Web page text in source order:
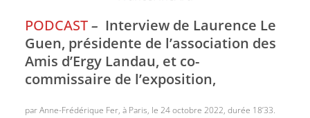
PODCAST– Interview de Laurence Le
Guen, présidente de l’association des
Amis d’Ergy Landau, et co-
commissaire de l’exposition,
par Anne-Frédérique Fer, à Paris, le 24 octobre 2022, durée 18’33.